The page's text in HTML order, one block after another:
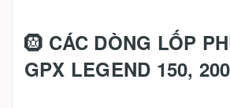
🛞 CÁC DÒNG LỐP
GPX LEGEND 150, 200